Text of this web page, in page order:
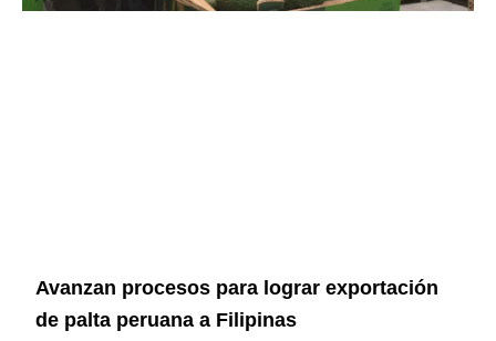
Avanzan procesos para lograr exportación
de palta peruana a Filipinas